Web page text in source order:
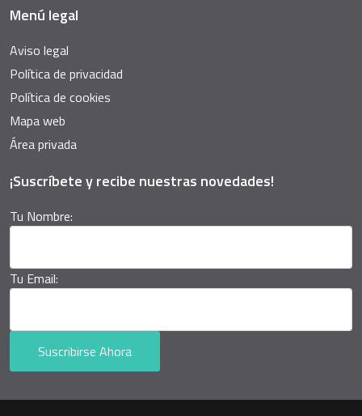
Menú legal
Aviso legal
Política de privacidad
Política de cookies
Mapa web
Área privada
¡Suscríbete y recibe nuestras novedades!
Tu Nombre:
Tu Email:
Suscribirse Ahora